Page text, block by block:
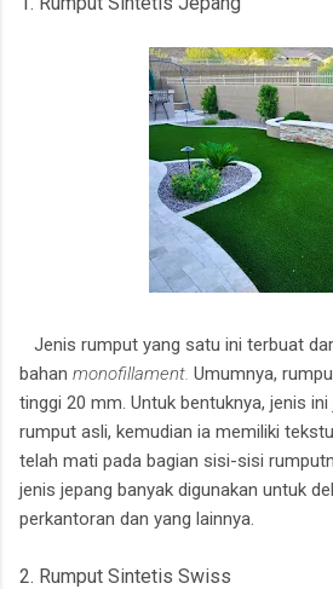
Jenis rumput yang satu ini terbuat
bahan monofillament. Umumnya,
tinggi 20 mm. Untuk bentuknya, jenis
rumput asli, kemudian ia memiliki
telah mati pada bagian sisi-sisi
jenis jepang banyak digunakan untuk
perkantoran dan yang lainnya.
2. Rumput Sintetis Swiss